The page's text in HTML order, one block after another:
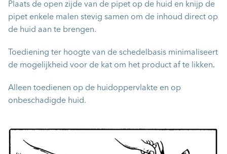
Plaats de open zijde van de pipet op de huid en knijp de
pipet enkele malen stevig samen om de inhoud direct op
de huid aan te brengen.
Toediening ter hoogte van de schedelbasis minimaliseert
de mogelijkheid voor de kat om het product af te likken.
Alleen toedienen op de huidoppervlakte en op
onbeschadigde huid.